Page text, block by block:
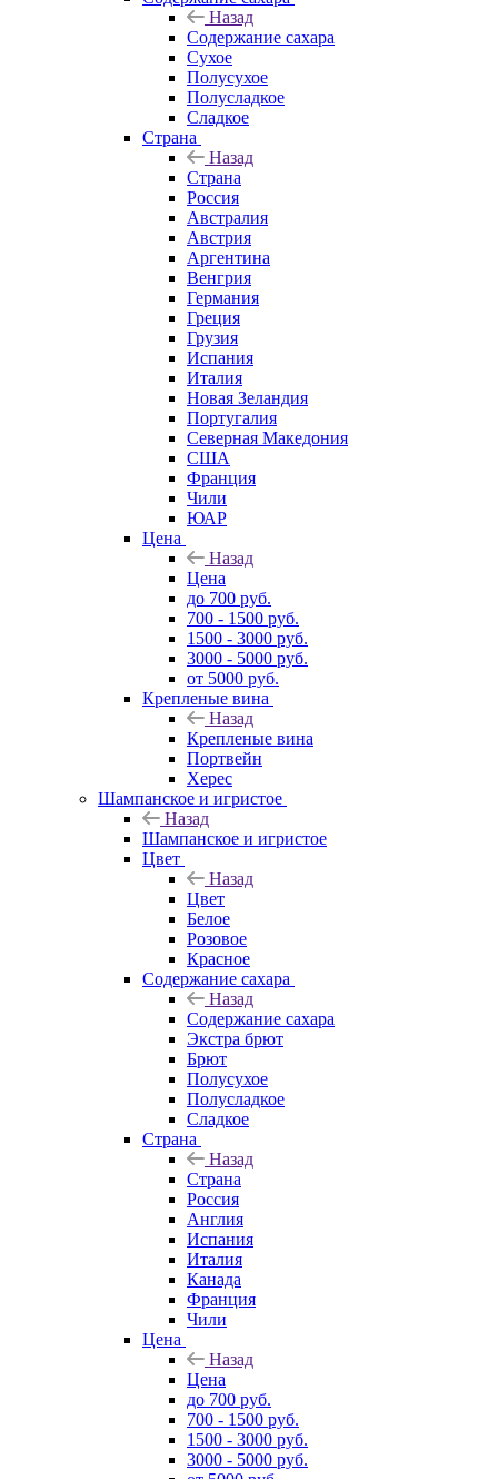
Назад
Содержание сахара
Сухое
Полусухое
Полусладкое
Сладкое
Страна
Назад
Страна
Россия
Австралия
Австрия
Аргентина
Венгрия
Германия
Греция
Грузия
Испания
Италия
Новая Зеландия
Португалия
Северная Македония
США
Франция
Чили
ЮАР
Цена
Назад
Цена
до 700 руб.
700 - 1500 руб.
1500 - 3000 руб.
3000 - 5000 руб.
от 5000 руб.
Крепленые вина
Назад
Крепленые вина
Портвейн
Херес
Шампанское и игристое
Назад
Шампанское и игристое
Цвет
Назад
Цвет
Белое
Розовое
Красное
Содержание сахара
Назад
Содержание сахара
Экстра брют
Брют
Полусухое
Полусладкое
Сладкое
Страна
Назад
Страна
Россия
Англия
Испания
Италия
Канада
Франция
Чили
Цена
Назад
Цена
до 700 руб.
700 - 1500 руб.
1500 - 3000 руб.
3000 - 5000 руб.